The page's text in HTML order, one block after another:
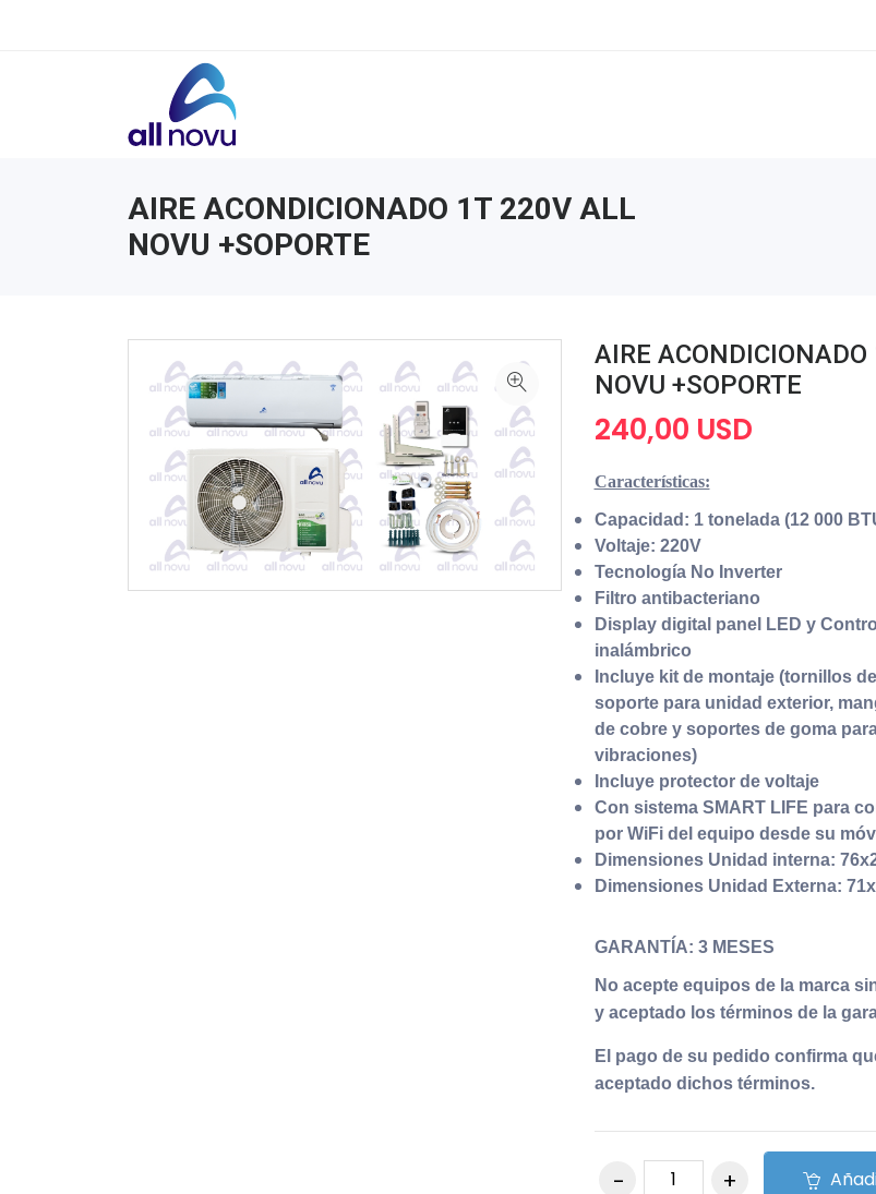
AIRE ACONDICIONADO 1T 220V ALL
NOVU +SOPORTE
AIRE
NOVU +SOPORTE
240,00 USD
Características:
Capacidad: 1 tonelada (12 000
Voltaje: 220V
Tecnología No Inverter
Filtro antibacteriano
Display digital panel LE D y
inalámbrico
Incluye kit de montaje (tornillos
soporte para unidad exterior,
de cobre y soportes de goma
vibraciones)
Incluye protector de voltaje
Con sistema SMART LIFE para
por WiFi del equipo desde su
Dimensiones Unidad interna:
Dimensiones Unidad Externa:
GARANTÍA: 3 MESES
No acepte equipos de la marca
y aceptado los términos de la
El pago de su pedido confirma
aceptado dichos términos.